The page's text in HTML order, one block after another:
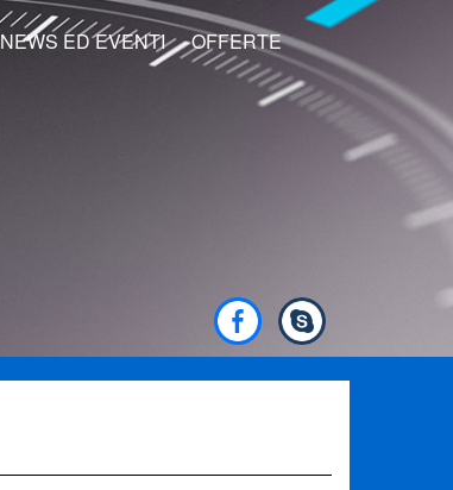
NEWS ED EVENTI OFFERTE